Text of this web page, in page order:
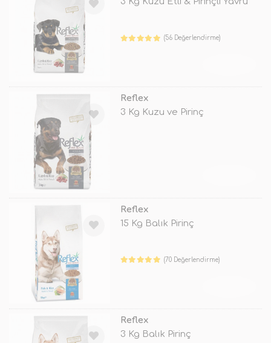
(56 Değerlendirme)
Reflex
3 Kg Kuzu ve Pirinç
Reflex
15 Kg Balık Pirinç
(70 Değerlendirme)
Reflex
3 Kg Balık Pirinç